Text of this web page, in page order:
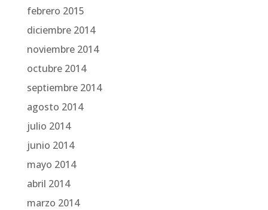
febrero 2015
diciembre 2014
noviembre 2014
octubre 2014
septiembre 2014
agosto 2014
julio 2014
junio 2014
mayo 2014
abril 2014
marzo 2014